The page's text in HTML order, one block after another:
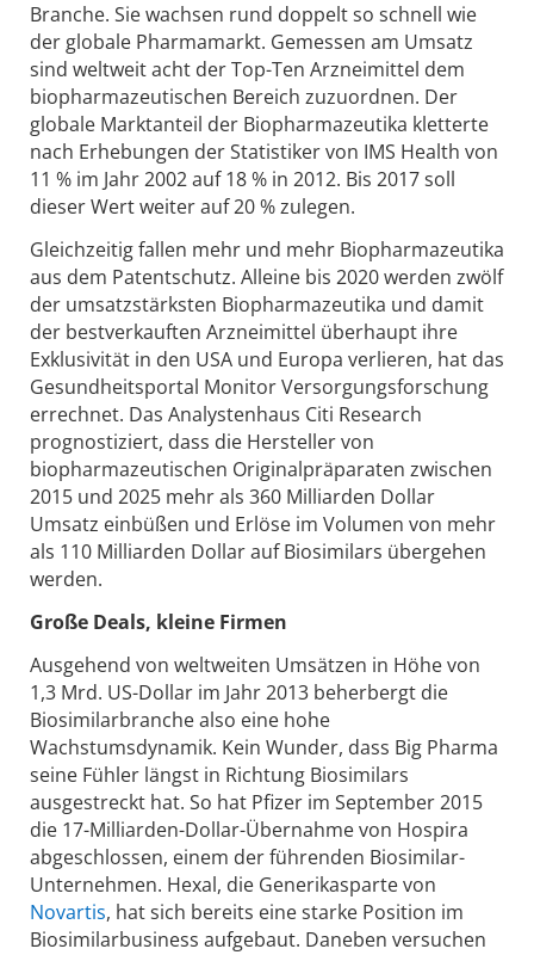
Branche. Sie wachsen rund doppelt so schnell wie
der globale Pharmamarkt. Gemessen am Umsatz
sind weltweit acht der Top-Ten Arzneimittel dem
biopharmazeutischen Bereich zuzuordnen. Der
globale Marktanteil der Biopharmazeutika kletterte
nach Erhebungen der Statistiker von IMS Health von
11 % im Jahr 2002 auf 18 % in 2012. Bis 2017 soll
dieser Wert weiter auf 20 % zulegen.
Gleichzeitig fallen mehr und mehr Biopharmazeutika
aus dem Patentschutz. Alleine bis 2020 werden zwölf
der umsatzstärksten Biopharmazeutika und damit
der bestverkauften Arzneimittel überhaupt ihre
Exklusivität in den USA und Europa verlieren, hat das
Gesundheitsportal Monitor Versorgungsforschung
errechnet. Das Analystenhaus Citi Research
prognostiziert, dass die Hersteller von
biopharmazeutischen Originalpräparaten zwischen
2015 und 2025 mehr als 360 Milliarden Dollar
Umsatz einbüßen und Erlöse im Volumen von mehr
als 110 Milliarden Dollar auf Biosimilars übergehen
werden.
Große Deals, kleine Firmen
Ausgehend von weltweiten Umsätzen in Höhe von
1,3 Mrd. US-Dollar im Jahr 2013 beherbergt die
Biosimilarbranche also eine hohe
Wachstumsdynamik. Kein Wunder, dass Big Pharma
seine Fühler längst in Richtung Biosimilars
ausgestreckt hat. So hat Pfizer im September 2015
die 17-Milliarden-Dollar-Übernahme von Hospira
abgeschlossen, einem der führenden Biosimilar-
Unternehmen. Hexal, die Generikasparte von
Novartis, hat sich bereits eine starke Position im
Biosimilarbusiness aufgebaut. Daneben versuchen